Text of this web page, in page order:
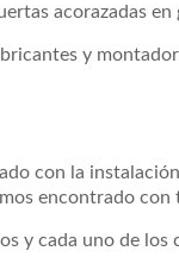
acorazadas en
y
con la
encontrado
y cada uno de los